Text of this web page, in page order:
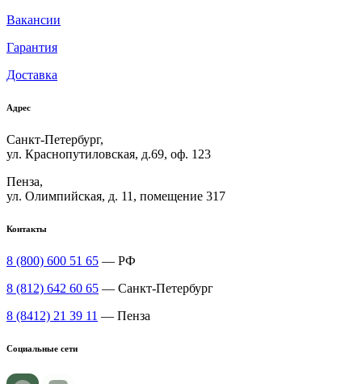
Вакансии
Гарантия
Доставка
Адрес
Санкт-Петербург,
ул. Краснопутиловская, д.69, оф. 123
Пенза,
ул. Олимпийская, д. 11, помещение 317
Контакты
8 (800) 600 51 65 — РФ
8 (812) 642 60 65 — Санкт-Петербург
8 (8412) 21 39 11 — Пенза
Социальные сети